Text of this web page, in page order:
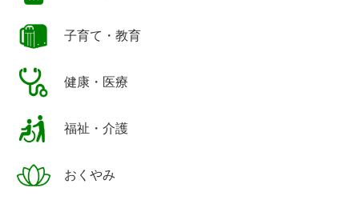
子育て・教育
健康・医療
福祉・介護
おくやみ